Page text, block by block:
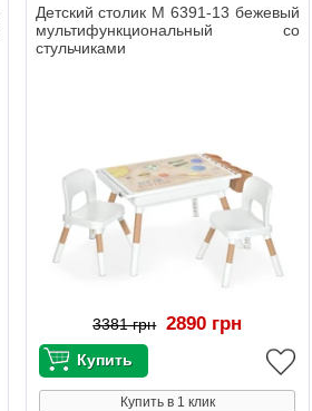
Детский столик M 6391-13 бежевый
мультифункциональный со
стульчиками
3381 грн 2890 грн
Купить в 1 клик